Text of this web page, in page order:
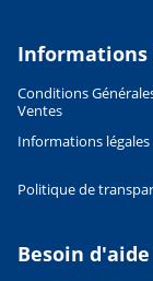
Informations
Conditions
Ventes
Informations légales
Politique de
Besoin d'aide